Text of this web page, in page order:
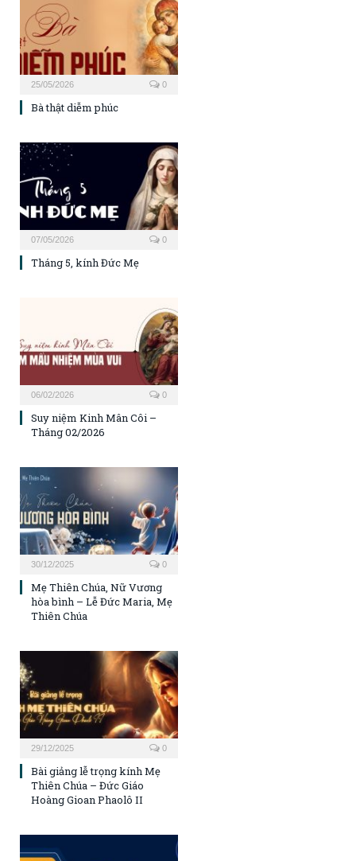
25/05/2026 0
Bà thật diễm phúc
07/05/2026 0
Tháng 5, kính Đức Mẹ
06/02/2026 0
Suy niệm Kinh Mân Côi –
Tháng 02/2026
30/12/2025 0
Mẹ Thiên Chúa, Nữ Vương
hòa bình – Lễ Đức Maria, Mẹ
Thiên Chúa
29/12/2025 0
Bài giảng lễ trọng kính Mẹ
Thiên Chúa – Đức Giáo
Hoàng Gioan Phaolô II